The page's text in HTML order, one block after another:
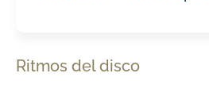
Ritmos del disco